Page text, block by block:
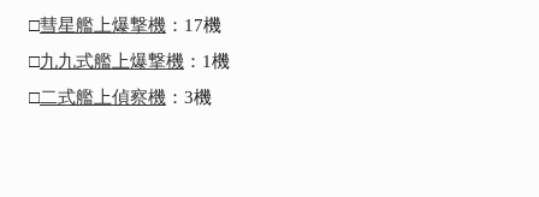
□彗星艦上爆撃機：17機
□九九式艦上爆撃機：1機
□二式艦上偵察機：3機